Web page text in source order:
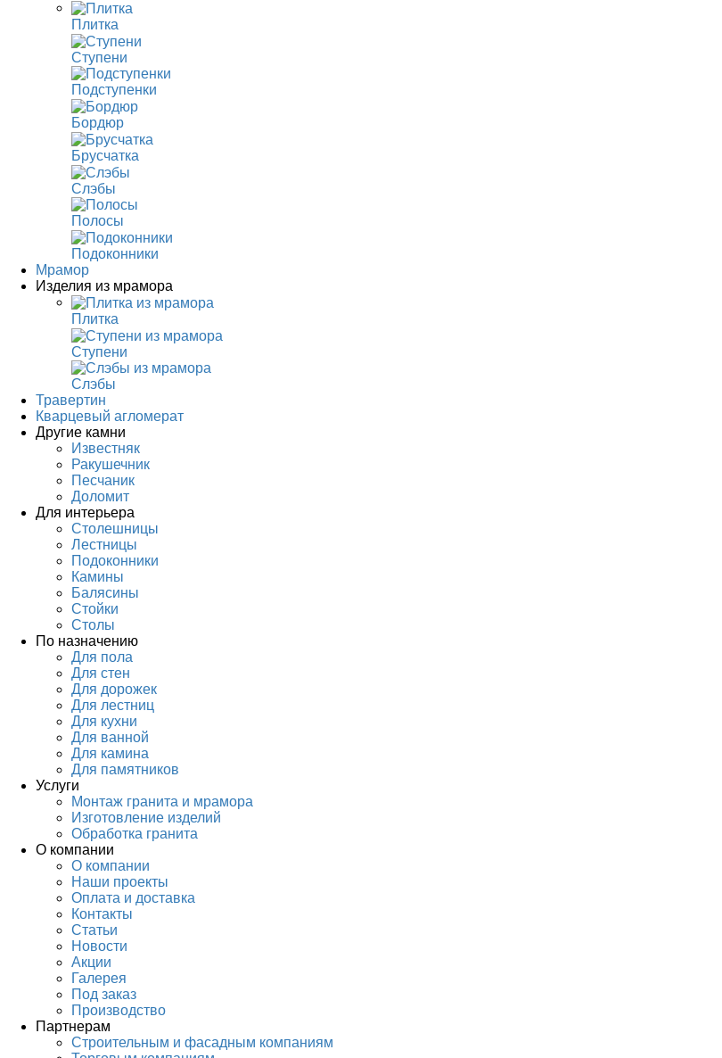
Плитка
Ступени
Подступенки
Бордюр
Брусчатка
Слэбы
Полосы
Подоконники
Мрамор
Изделия из мрамора
Плитка
Ступени
Слэбы
Травертин
Кварцевый агломерат
Другие камни
Известняк
Ракушечник
Песчаник
Доломит
Для интерьера
Столешницы
Лестницы
Подоконники
Камины
Балясины
Стойки
Столы
По назначению
Для пола
Для стен
Для дорожек
Для лестниц
Для кухни
Для ванной
Для камина
Для памятников
Услуги
Монтаж гранита и мрамора
Изготовление изделий
Обработка гранита
О компании
О компании
Наши проекты
Оплата и доставка
Контакты
Статьи
Новости
Акции
Галерея
Под заказ
Производство
Партнерам
Строительным и фасадным компаниям